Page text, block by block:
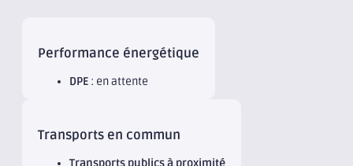
Performance énergétique
DPE : en attente
Transports en commun
Transports publics à proximité